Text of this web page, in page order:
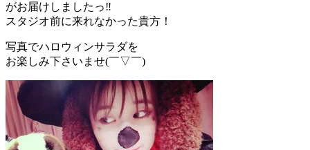
がお届けしましたっ‼️
スタジオ前に来れなかった貴方！
写真でハロウィンサラダを
お楽しみ下さいませ(￣▽￣)